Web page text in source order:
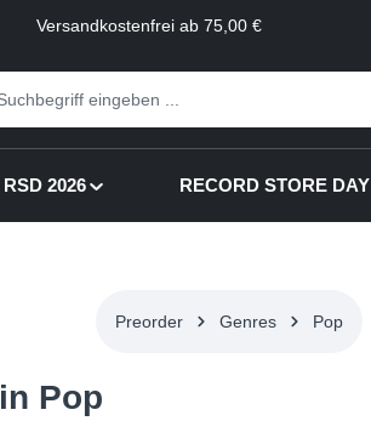
Versandkostenfrei ab 75,00 €
RSD 2026 RECORD STORE DAY
Preorder Genres Pop
Pop